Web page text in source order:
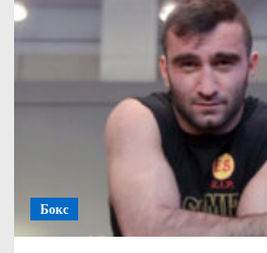
Бокс